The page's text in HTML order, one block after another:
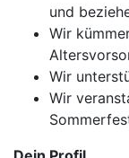
und
Wir
Wir
Wir